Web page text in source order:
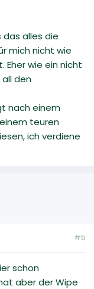
alles die
mich nicht wie
Eher wie ein nicht
den
nach einem
teuren
ich verdiene
#5
schon
aber der Wipe